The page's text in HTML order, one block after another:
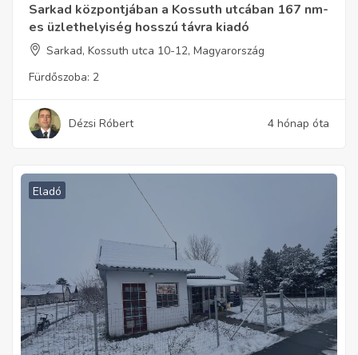
Sarkad központjában a Kossuth utcában 167 nm-
es üzlethelyiség hosszú távra kiadó
Sarkad, Kossuth utca 10-12, Magyarország
Fürdőszoba: 2
Dézsi Róbert 4 hónap óta
Eladó